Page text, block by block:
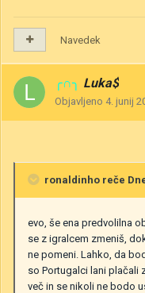
Navedek
╭∩╮ Luka$
Objavljeno 4. junij
ronaldinho reče
evo, še ena predvolilna
se z igralcem zmeniš,
ne pomeni. Lahko, da
so Portugalci lani plačali
več in se nikoli ne bodo